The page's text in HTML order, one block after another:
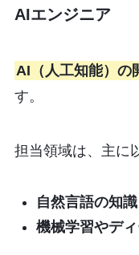
AIエンジニア
AI（人工知能）の
す。
担当領域は、主に
自然言語の知識
機械学習やデ